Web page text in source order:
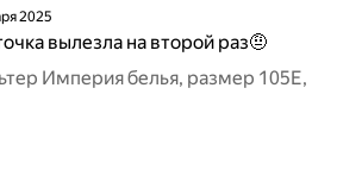
2025
вылезла на второй раз🤨
Империя белья, размер 105E,